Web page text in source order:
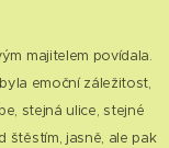
majitelem povídala.
emoční záležitost,
stejná ulice, stejné
štěstím, jasně, ale pak